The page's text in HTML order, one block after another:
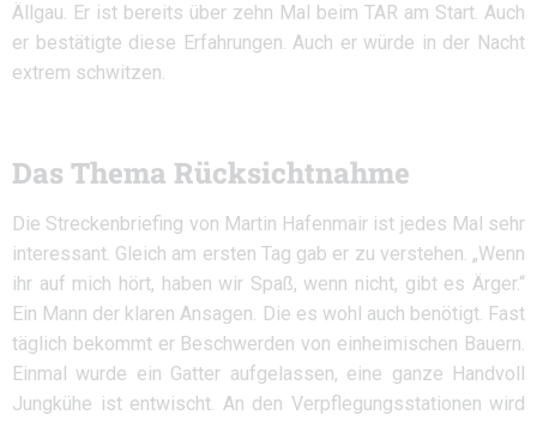
Ällgau. Er ist bereits über zehn Mal beim TAR am Start. Auch
er bestätigte diese Erfahrungen. Auch er würde in der Nacht
extrem schwitzen.
Das Thema Rücksichtnahme
Die Streckenbriefing von Martin Hafenmair ist jedes Mal sehr
interessant. Gleich am ersten Tag gab er zu verstehen. „Wenn
ihr auf mich hört, haben wir Spaß, wenn nicht, gibt es Ärger.“
Ein Mann der klaren Ansagen. Die es wohl auch benötigt. Fast
täglich bekommt er Beschwerden von einheimischen Bauern.
Einmal wurde ein Gatter aufgelassen, eine ganze Handvoll
Jungkühe ist entwischt. An den Verpflegungsstationen wird